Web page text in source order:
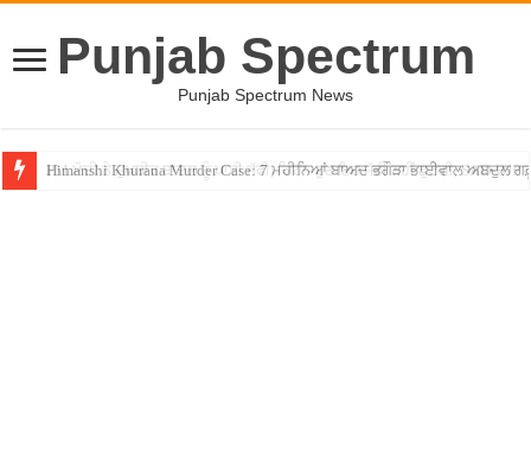
Punjab Spectrum
Punjab Spectrum News
PM ਮੋਦੀ ਨੇ ਸੁਖਬੀਰ ਬਾਦਲ ਨੂੰ ਪਾਈ ਜੱਫੀ, ਕਿਹਾ- ਹੁਣ ਇਹ ਜੱਫੀ ਨਹੀਂ ਛੁਟੇਗੀ, SAD-BJP